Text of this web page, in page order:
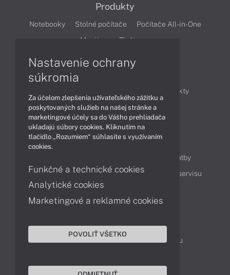
Produkty
Notebooky Stolné počítače
Počítače All-in-One
Monitory
Tlačiarne
Produkty
Technológie
Videá
Obsah
Možnosti doručenia a platby
Podpora a servis
Servisné služby Cenník servisu
Kontakty
043 4224 771
Obchodné oddelenie
Reklamácia tovaru
Nastavenie ochrany
súkromia
Za účelom zlepšenia užívateľského zážitku a
poskytovaných služieb na našej stránke a
marketingové účely sa do Vášho prehliadača
ukladajú súbory cookies. Kliknutím na
tlačidlo „Rozumiem“ súhlasíte s využívaním
cookies.
Funkčné a technické cookies
Analytické cookies
Marketingové a reklamné cookies
POVOLIŤ VŠETKO